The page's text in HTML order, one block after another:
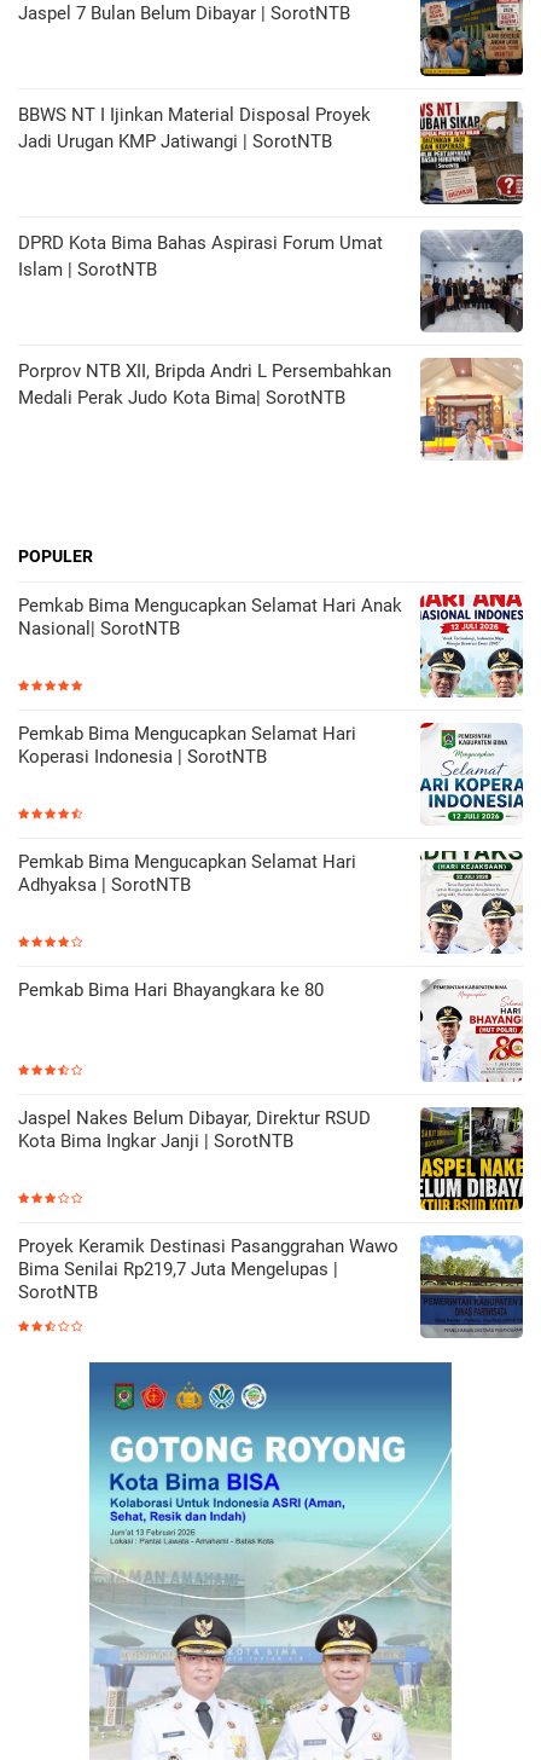
Jaspel 7 Bulan Belum Dibayar | SorotNTB
BBWS NT I Ijinkan Material Disposal Proyek
Jadi Urugan KMP Jatiwangi | SorotNTB
DPRD Kota Bima Bahas Aspirasi Forum Umat
Islam | SorotNTB
Porprov NTB XII, Bripda Andri L Persembahkan
Medali Perak Judo Kota Bima| SorotNTB
POPULER
Pemkab Bima Mengucapkan Selamat Hari Anak
Nasional| SorotNTB
Pemkab Bima Mengucapkan Selamat Hari
Koperasi Indonesia | SorotNTB
Pemkab Bima Mengucapkan Selamat Hari
Adhyaksa | SorotNTB
Pemkab Bima Hari Bhayangkara ke 80
Jaspel Nakes Belum Dibayar, Direktur RSUD
Kota Bima Ingkar Janji | SorotNTB
Proyek Keramik Destinasi Pasanggrahan Wawo
Bima Senilai Rp219,7 Juta Mengelupas |
SorotNTB